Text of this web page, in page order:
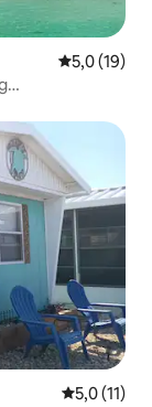
Nilai rata-
5,0 (19)
Nilai rata-
5,0 (11)